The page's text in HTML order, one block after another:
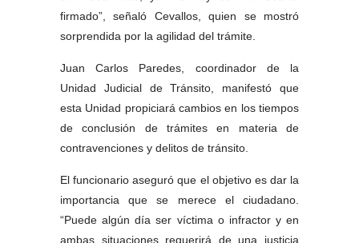
firmado”, señaló Cevallos, quien se mostró
sorprendida por la agilidad del trámite.
Juan Carlos Paredes, coordinador de la
Unidad Judicial de Tránsito, manifestó que
esta Unidad propiciará cambios en los tiempos
de conclusión de trámites en materia de
contravenciones y delitos de tránsito.
El funcionario aseguró que el objetivo es dar la
importancia que se merece el ciudadano.
“Puede algún día ser víctima o infractor y en
ambas situaciones requerirá de una justicia